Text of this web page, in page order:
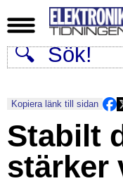
Kopiera länk till sidan
Stabilt
stärker